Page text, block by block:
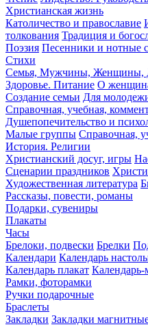
Христианская жизнь
Католичество и православие
толкования Традиция и
Поэзия Песенники и нотные
Стихи
Семья, Мужчины, Женщины,
Здоровье. Питание О
Создание семьи Для
Справочная, учебная,
Душепопечительство и
Малые группы Справочная,
История. Религии
Христианский досуг, игры
Сценарии праздников
Художественная литература
Рассказы, повести, романы
Подарки, сувениры
Плакаты
Часы
Брелоки, подвески Брелки
Календари Календарь
Календарь плакат Календарь-
Рамки, фоторамки
Ручки подарочные
Браслеты
Закладки Закладки